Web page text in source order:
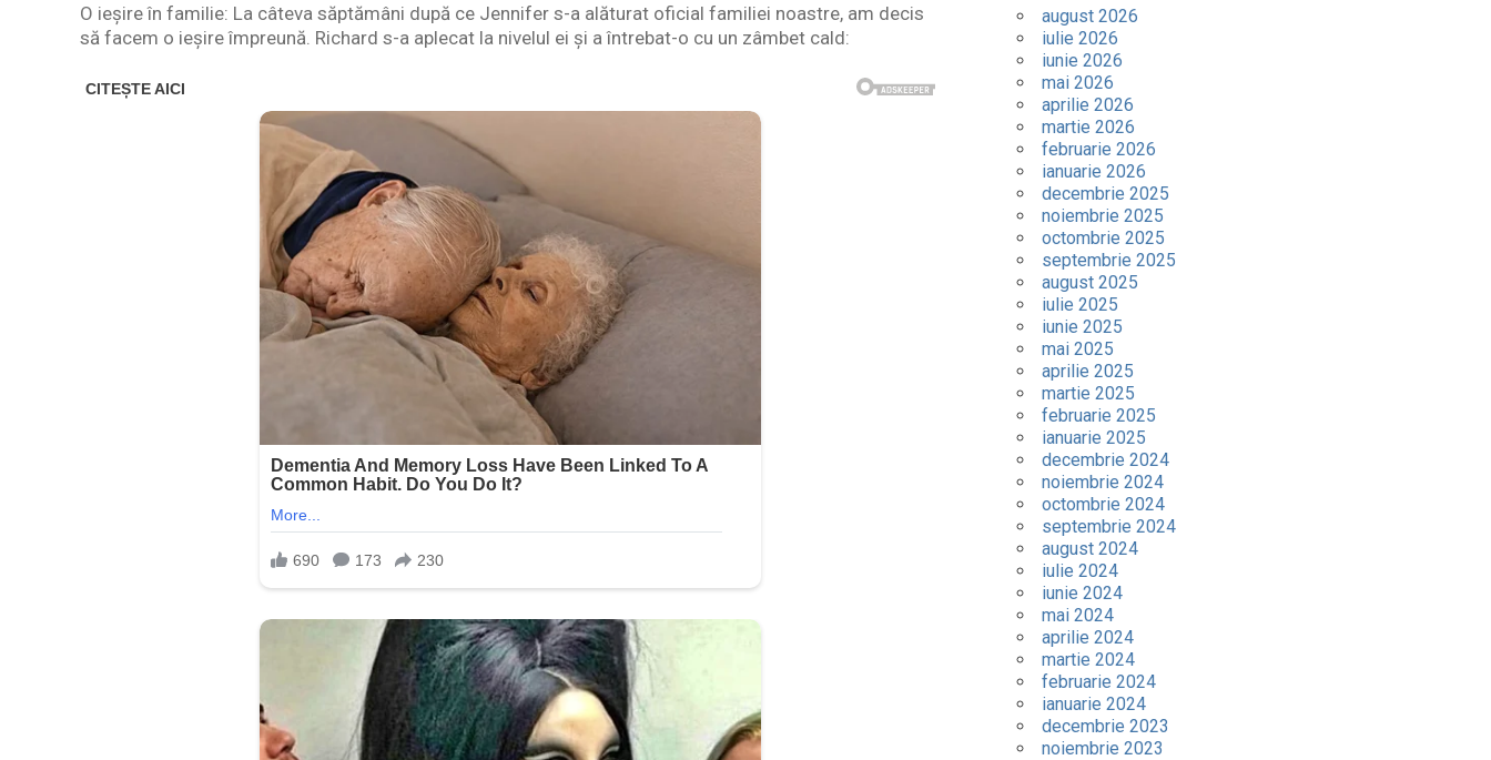
O ieșire în familie: La câteva săptămâni după ce Jennifer s-a alăturat oficial familiei noastre, am decis
să facem o ieșire împreună. Richard s-a aplecat la nivelul ei și a întrebat-o cu un zâmbet cald:
august 2026
iulie 2026
iunie 2026
mai 2026
aprilie 2026
martie 2026
februarie 2026
ianuarie 2026
decembrie 2025
noiembrie 2025
octombrie 2025
septembrie 2025
august 2025
iulie 2025
iunie 2025
mai 2025
aprilie 2025
martie 2025
februarie 2025
ianuarie 2025
decembrie 2024
noiembrie 2024
octombrie 2024
septembrie 2024
august 2024
iulie 2024
iunie 2024
mai 2024
aprilie 2024
martie 2024
februarie 2024
ianuarie 2024
decembrie 2023
noiembrie 2023